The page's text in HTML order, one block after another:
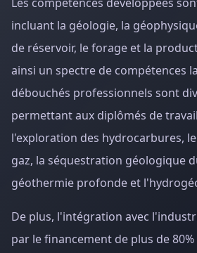
incluant la géologie, la
de réservoir, le forage et la
ainsi un spectre de compétences
débouchés professionnels sont
permettant aux diplômés de
l'exploration des hydrocarbures,
gaz, la séquestration géologique
géothermie profonde et
De plus, l'intégration avec
par le financement de plus de